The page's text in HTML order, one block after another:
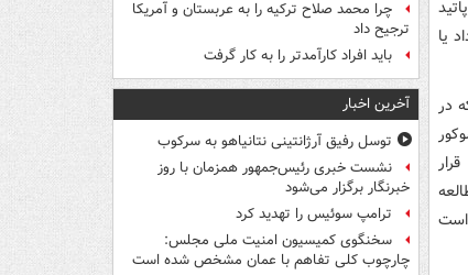
یا
که در
است
چرا محمد صلاح ترکیه را به عربستان و آمریکا
ترجیح داد
باید افراد کارآمدتر را به کار گرفت
آخرین اخبار
توسل رفیق آرژانتینی نتانیاهو به سرکوب
نشست خبری رئیس‌جمهور همزمان با روز
خبرنگار برگزار می‌شود
ترامپ سوئیس را تهدید کرد
سخنگوی کمیسیون امنیت ملی مجلس:
چارچوب کلی تفاهم با عمان مشخص شده است